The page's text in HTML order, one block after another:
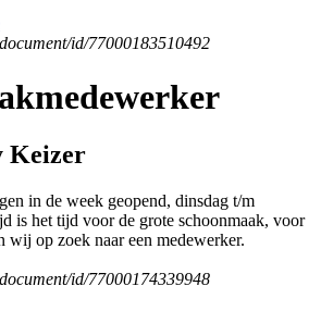
Keizer
in de week geopend, dinsdag t/m
is het tijd voor de grote schoonmaak, voor
wij op zoek naar een medewerker.